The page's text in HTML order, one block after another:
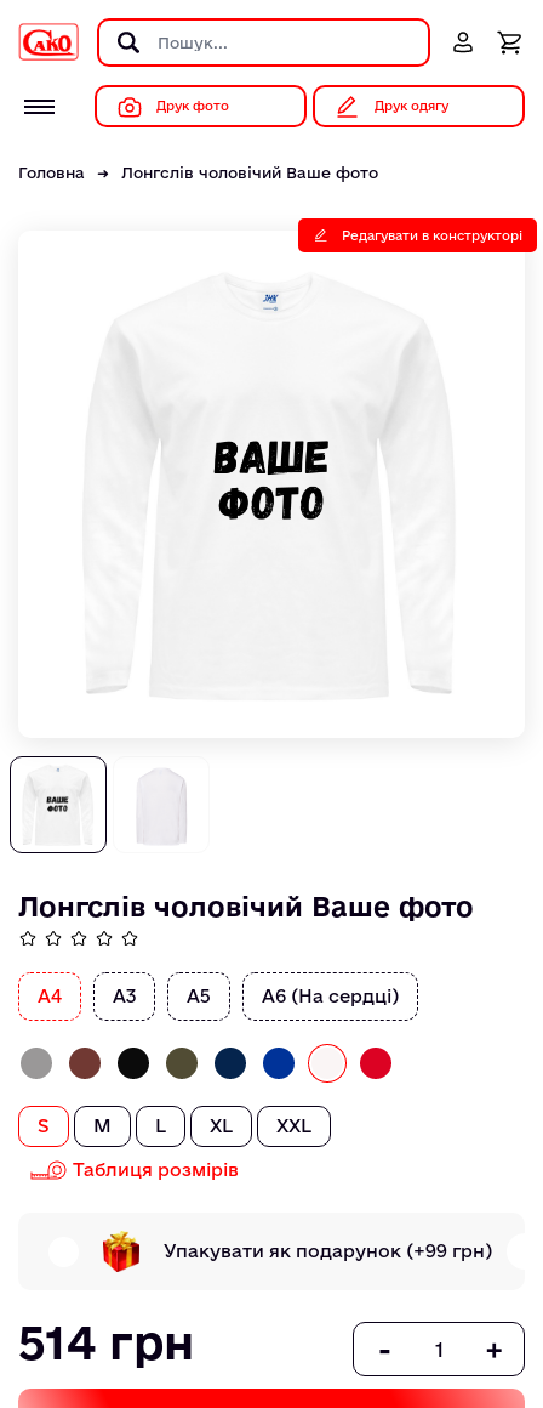
Друк фото Друк одягу
Головна Лонгслів чоловічий Ваше фото
Редагувати в конструкторі
Лонгслів чоловічий Ваше фото
А4 А3 А5 А6 (На сердці)
S M L XL XXL
Таблиця розмірів
Упакувати як подарунок (+99 грн)
514 грн - +